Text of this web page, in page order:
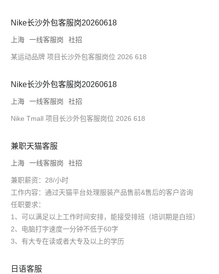
Nike长沙外包客服岗20260618
上海 一线客服岗 社招
某运动品牌 项目长沙外包客服岗位 2026 618
Nike长沙外包客服岗20260618
上海 一线客服岗 社招
Nike Tmall 项目长沙外包客服岗位 2026 618
兼职天猫客服
上海 一线客服岗 社招
兼职薪资：28/小时
工作内容：通过天猫平台处理服装产品售前&售后的客户咨询
任职要求：
1、可以满足以上工作时间安排，能接受排班（培训期是白班）
2、电脑打字速度一分钟不低于60字
3、有大专在读或者大专及以上的学历
日语客服